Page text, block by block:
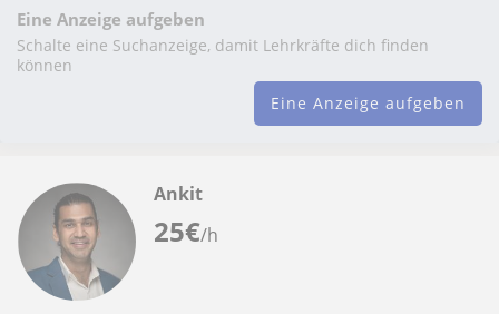
Eine Anzeige aufgeben
Schalte eine Suchanzeige, damit Lehrkräfte dich finden
können
Eine Anzeige aufgeben
25€/h
Ankit